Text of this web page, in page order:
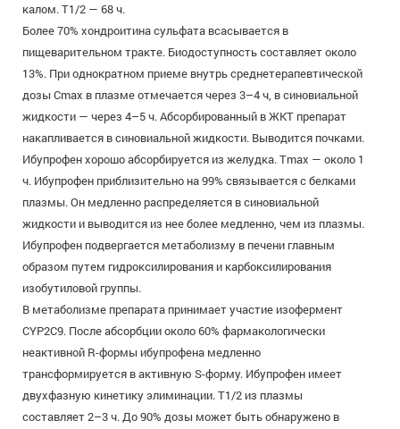
калом. T1/2 — 68 ч.
Более 70% хондроитина сульфата всасывается в
пищеварительном тракте. Биодоступность составляет около
13%. При однократном приеме внутрь среднетерапевтической
дозы Cmax в плазме отмечается через 3–4 ч, в синовиальной
жидкости — через 4–5 ч. Абсорбированный в ЖКТ препарат
накапливается в синовиальной жидкости. Выводится почками.
Ибупрофен хорошо абсорбируется из желудка. Тmах — около 1
ч. Ибупрофен приблизительно на 99% связывается с белками
плазмы. Он медленно распределяется в синовиальной
жидкости и выводится из нее более медленно, чем из плазмы.
Ибупрофен подвергается метаболизму в печени главным
образом путем гидроксилирования и карбоксилирования
изобутиловой группы.
В метаболизме препарата принимает участие изофермент
CYP2C9. После абсорбции около 60% фармакологически
неактивной R-формы ибупрофена медленно
трансформируется в активную S-форму. Ибупрофен имеет
двухфазную кинетику элиминации. Т1/2 из плазмы
составляет 2–3 ч. До 90% дозы может быть обнаружено в